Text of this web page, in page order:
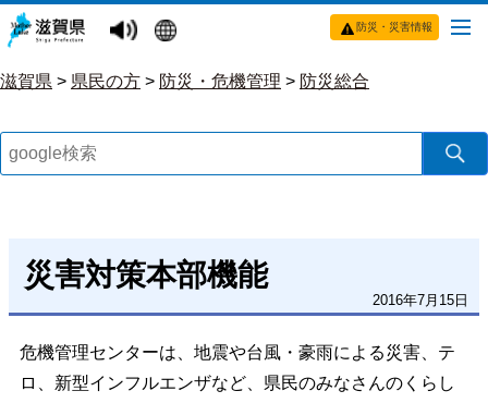
防災・災害情報
滋賀県 > 県民の方 > 防災・危機管理 > 防災総合
災害対策本部機能
2016年7月15日
危機管理センターは、地震や台風・豪雨による災害、テ
ロ、新型インフルエンザなど、県民のみなさんのくらし